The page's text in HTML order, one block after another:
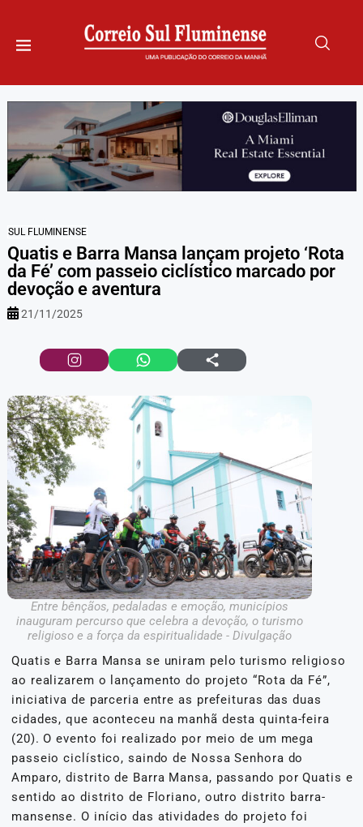
SUL FLUMINENSE
Quatis e Barra Mansa lançam projeto ‘Rota
da Fé’ com passeio ciclístico marcado por
devoção e aventura
21/11/2025
Entre bênçãos, pedaladas e emoção, municípios
inauguram percurso que celebra a devoção, o turismo
religioso e a força da espiritualidade - Divulgação
Quatis e Barra Mansa se uniram pelo turismo religioso
ao realizarem o lançamento do projeto “Rota da Fé”,
iniciativa de parceria entre as prefeituras das duas
cidades, que aconteceu na manhã desta quinta-feira
(20). O evento foi realizado por meio de um mega
passeio ciclístico, saindo de Nossa Senhora do
Amparo, distrito de Barra Mansa, passando por Quatis e
sentido ao distrito de Floriano, outro distrito barra-
mansense. O início das atividades do projeto foi